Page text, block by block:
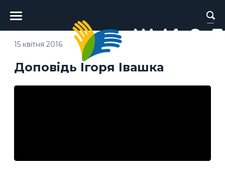
Головне
меню
Доповідь Ігоря Івашка
15 квітня 2016